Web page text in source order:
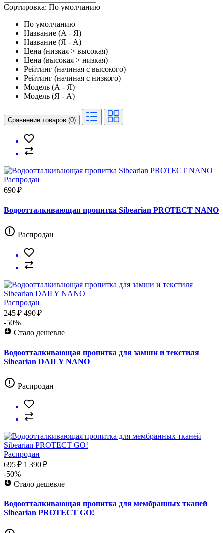
Сортировка: По умолчанию
По умолчанию
Название (А - Я)
Название (Я - А)
Цена (низкая > высокая)
Цена (высокая > низкая)
Рейтинг (начиная с высокого)
Рейтинг (начиная с низкого)
Модель (А - Я)
Модель (Я - А)
Сравнение товаров (0)
Распродан
690 ₽
Водоотталкивающая пропитка Sibearian PROTECT NANO
Распродан
Распродан
245 ₽ 490 ₽
-50%
Стало дешевле
Водоотталкивающая пропитка для замши и текстиля
Sibearian DAILY NANO
Распродан
Распродан
695 ₽ 1 390 ₽
-50%
Стало дешевле
Водоотталкивающая пропитка для мембранных тканей
Sibearian PROTECT GO!